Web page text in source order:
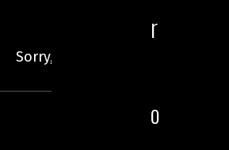
r
o
Sorry, we couldn't find any